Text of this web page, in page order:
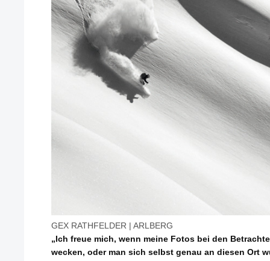
GEX RATHFELDER | ARLBERG
„Ich freue mich, wenn meine Fotos bei den
wecken, oder man sich selbst genau an diesen Ort